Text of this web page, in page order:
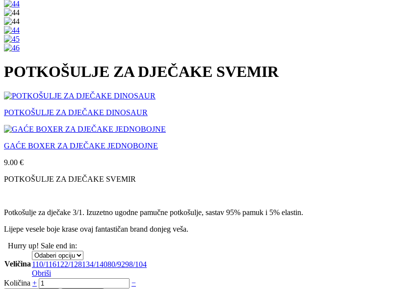
POTKOŠULJE ZA DJEČAKE SVEMIR
POTKOŠULJE ZA DJEČAKE DINOSAUR
GAĆE BOXER ZA DJEČAKE JEDNOBOJNE
9.00 €
POTKOŠULJE ZA DJEČAKE SVEMIR
Potkošulje za dječake 3/1. Izuzetno ugodne pamučne potkošulje, sastav 95% pamuk i 5% elastin.
Lijepe vesele boje krase ovaj fantastičan brand donjeg veša.
Hurry up! Sale end in:
Veličina 110/116122/128134/14080/9298/104
Obriši
Količina + −